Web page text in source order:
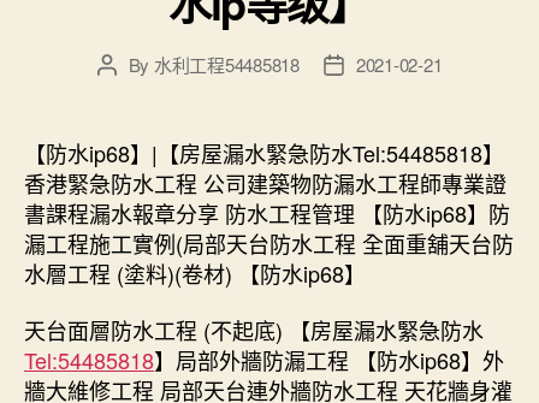
PostBy 水利工程54485818
Post2021-02-21
【防水ip68】|【房屋漏水緊急防水Tel:54485818】
香港緊急防水工程 公司建築物防漏水工程師專業證
書課程漏水報章分享 防水工程管理 【防水ip68】防
漏工程施工實例(局部天台防水工程 全面重舖天台防
水層工程 (塗料)(卷材) 【防水ip68】
天台面層防水工程 (不起底) 【房屋漏水緊急防水
Tel:54485818】局部外牆防漏工程 【防水ip68】外
牆大維修工程 局部天台連外牆防水工程 天花牆身灌